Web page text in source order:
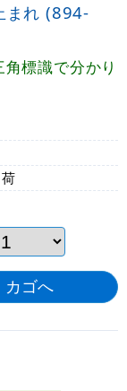
まれ (894-
標識で分かり